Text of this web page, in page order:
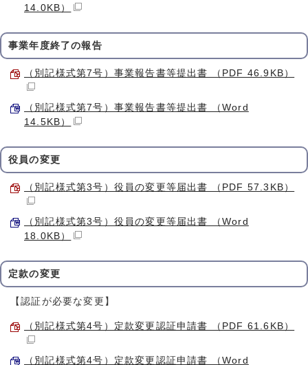
14.0KB）
事業年度終了の報告
（別記様式第7号）事業報告書等提出書 （PDF 46.9KB）
（別記様式第7号）事業報告書等提出書 （Word
14.5KB）
役員の変更
（別記様式第3号）役員の変更等届出書 （PDF 57.3KB）
（別記様式第3号）役員の変更等届出書 （Word
18.0KB）
定款の変更
【認証が必要な変更】
（別記様式第4号）定款変更認証申請書 （PDF 61.6KB）
（別記様式第4号）定款変更認証申請書 （Word